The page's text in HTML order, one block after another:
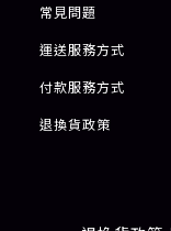
常見問題
運送服務方式
付款服務方式
退換貨政策